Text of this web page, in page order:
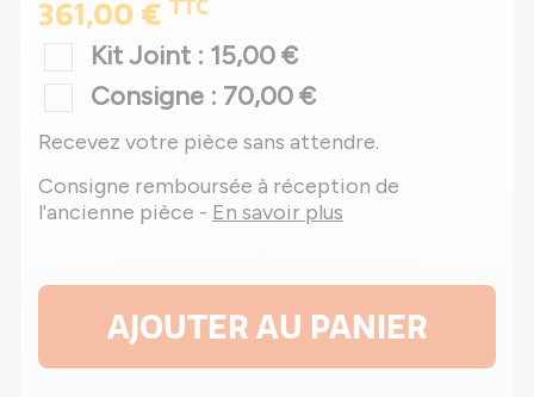
361,00 € TTC
Kit Joint : 15,00 €
Consigne : 70,00 €
Recevez votre pièce sans attendre.
Consigne remboursée à réception de
l'ancienne pièce - En savoir plus
AJOUTER AU PANIER